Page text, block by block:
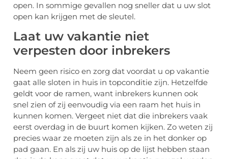
open. In sommige gevallen nog sneller dat u uw slot
open kan krijgen met de sleutel.
Laat uw vakantie niet
verpesten door inbrekers
Neem geen risico en zorg dat voordat u op vakantie
gaat alle sloten in huis in topconditie zijn. Hetzelfde
geldt voor de ramen, want inbrekers kunnen ook
snel zien of zij eenvoudig via een raam het huis in
kunnen komen. Vergeet niet dat die inbrekers vaak
eerst overdag in de buurt komen kijken. Zo weten zij
precies waar ze moeten zijn als ze in het donker op
pad gaan. En als zij uw huis op de lijst hebben staan